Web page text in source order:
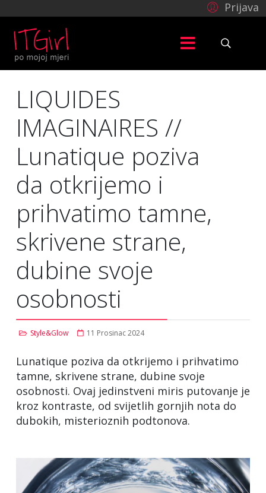
Prijava
LIQUIDES
IMAGINAIRES //
Lunatique poziva
da otkrijemo i
prihvatimo tamne,
skrivene strane,
dubine svoje
osobnosti
Style&Glow 11 Prosinac 2024
Lunatique poziva da otkrijemo i prihvatimo
tamne, skrivene strane, dubine svoje
osobnosti. Ovaj jedinstveni miris putovanje je
kroz kontraste, od svijetlih gornjih nota do
dubokih, misterioznih podtonova.